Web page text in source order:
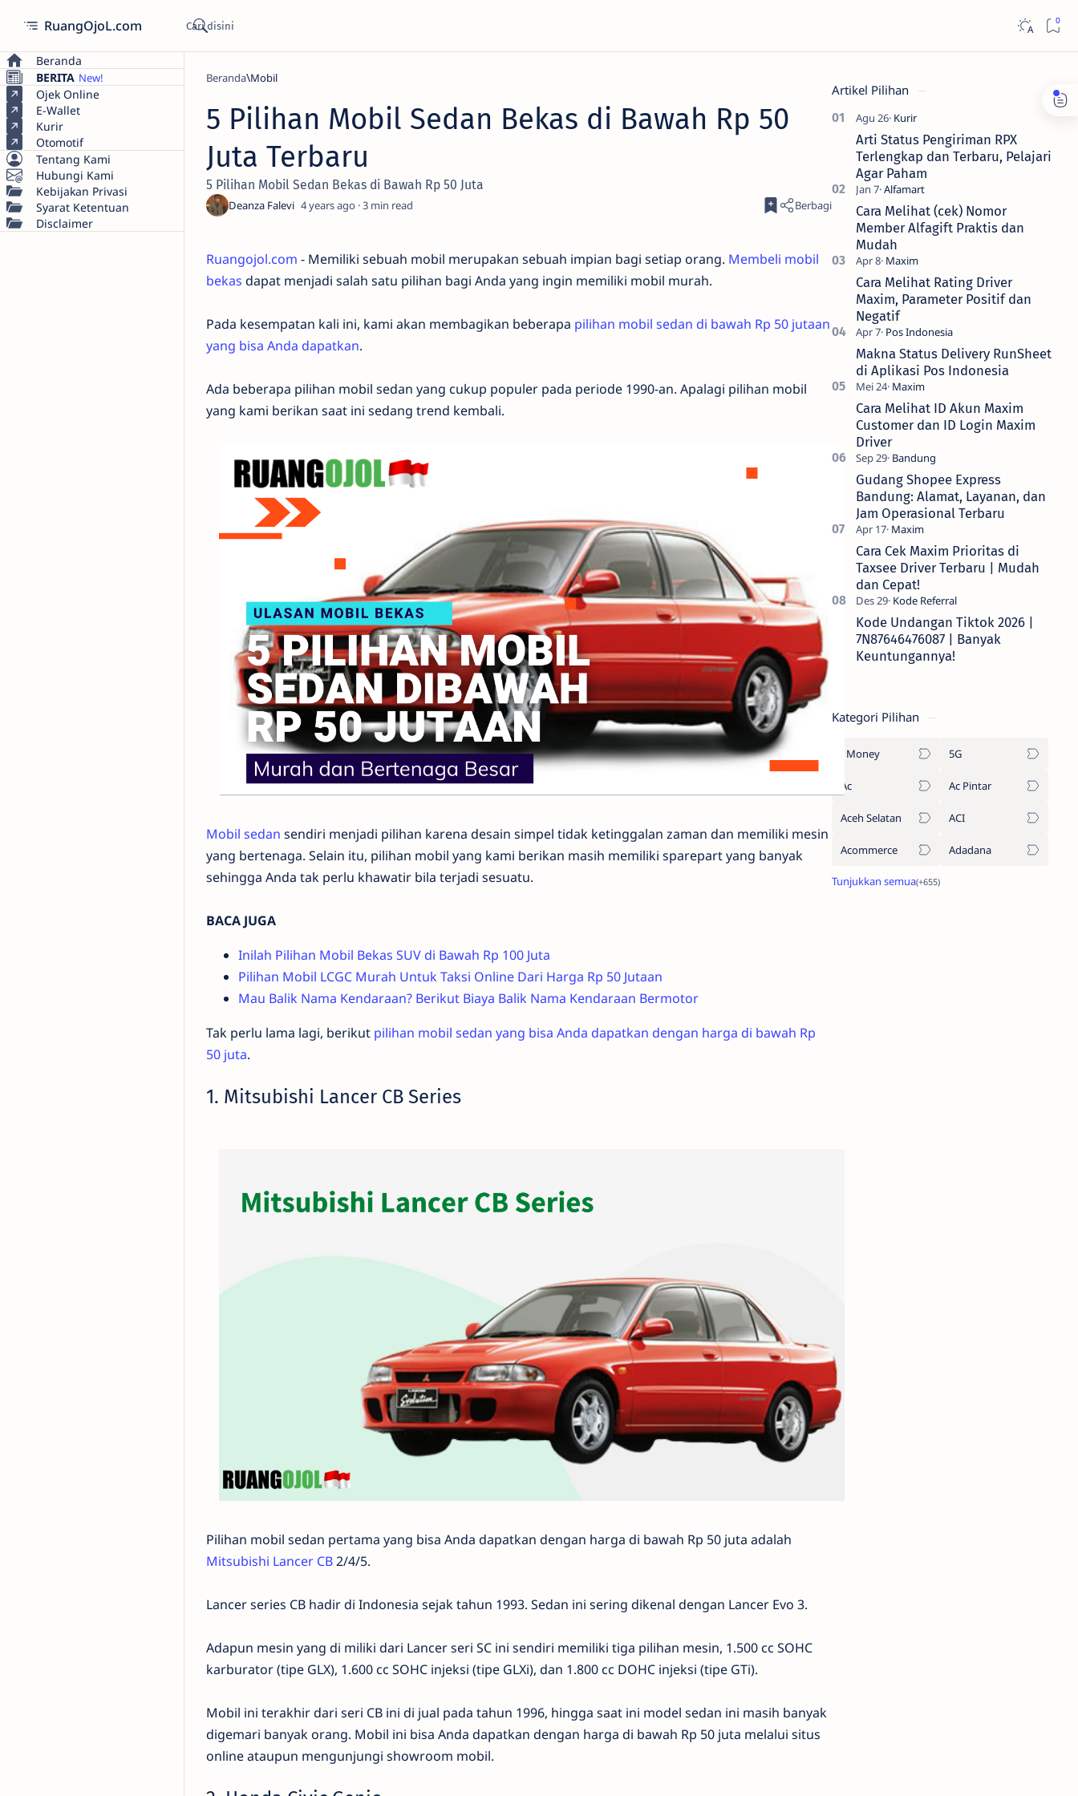
RuangOjoL.com
Beranda
BERITA
Ojek Online
E-Wallet
Kurir
Otomotif
Tentang Kami
Hubungi Kami
Kebijakan Privasi
Syarat Ketentuan
Disclaimer
Beranda Mobil
5 Pilihan Mobil Sedan Bekas di Bawah Rp 50
Juta Terbaru
5 Pilihan Mobil Sedan Bekas di Bawah Rp 50 Juta
4 years ago 3
Ruangojol.com - Memiliki sebuah mobil merupakan sebuah impian bagi setiap orang. Membeli mobil
bekas dapat menjadi salah satu pilihan bagi Anda yang ingin memiliki mobil murah.
Pada kesempatan kali ini, kami akan membagikan beberapa pilihan mobil sedan di bawah Rp 50 jutaan
yang bisa Anda dapatkan.
Ada beberapa pilihan mobil sedan yang cukup populer pada periode 1990-an. Apalagi pilihan mobil
yang kami berikan saat ini sedang trend kembali.
Mobil sedan sendiri menjadi pilihan karena desain simpel tidak ketinggalan zaman dan memiliki mesin
yang bertenaga. Selain itu, pilihan mobil yang kami berikan masih memiliki sparepart yang banyak
sehingga Anda tak perlu khawatir bila terjadi sesuatu.
BACA JUGA
Inilah Pilihan Mobil Bekas SUV di Bawah Rp 100 Juta
Pilihan Mobil LCGC Murah Untuk Taksi Online Dari Harga Rp 50 Jutaan
Mau Balik Nama Kendaraan? Berikut Biaya Balik Nama Kendaraan Bermotor
Tak perlu lama lagi, berikut pilihan mobil sedan yang bisa Anda dapatkan dengan harga di bawah Rp
50 juta.
1. Mitsubishi Lancer CB Series
Pilihan mobil sedan pertama yang bisa Anda dapatkan dengan harga di bawah Rp 50 juta adalah
Mitsubishi Lancer CB2/4/5.
Lancer series CB hadir di Indonesia sejak tahun 1993. Sedan ini sering dikenal dengan Lancer Evo 3.
Adapun mesin yang di miliki dari Lancer seri SC ini sendiri memiliki tiga pilihan mesin, 1.500 cc SOHC
karburator (tipe GLX), 1.600 cc SOHC injeksi (tipe GLXi), dan 1.800 cc DOHC injeksi (tipe GTi).
Mobil ini terakhir dari seri CB ini di jual pada tahun 1996, hingga saat ini model sedan ini masih banyak
digemari banyak orang. Mobil ini bisa Anda dapatkan dengan harga di bawah Rp 50 juta melalui situs
online ataupun mengunjungi showroom mobil.
Artikel Pilihan
Arti Status Pengiriman RPX
Terlengkap dan Terbaru, Pelajari
Agar Paham
Cara Melihat (cek) Nomor
Member Alfagift Praktis dan
Mudah
Cara Melihat Rating Driver
Maxim, Parameter Positif dan
Negatif
Makna Status Delivery RunSheet
di Aplikasi Pos Indonesia
Cara Melihat ID Akun Maxim
Customer dan ID Login Maxim
Driver
Gudang Shopee Express
Bandung: Alamat, Layanan, dan
Jam Operasional Terbaru
Cara Cek Maxim Prioritas di
Taxsee Driver Terbaru | Mudah
dan Cepat!
Kode Undangan Tiktok 2026 |
7N87646476087 | Banyak
Keuntungannya!
Kategori Pilihan
1Money 5G
Ac Ac Pintar
Aceh Selatan ACI
Acommerce Adadana